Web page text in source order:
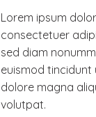
Lorem ipsum
consectetuer
sed diam
euismod tincidunt
dolore magna
volutpat.